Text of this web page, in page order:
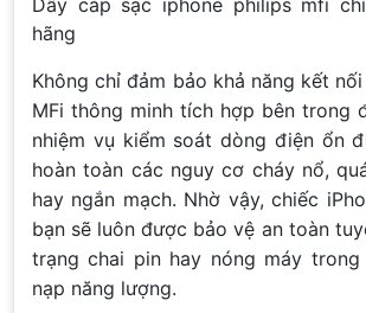
Dây cáp sạc iphone philips mfi
hãng
Không chỉ đảm bảo khả năng kết
MFi thông minh tích hợp bên trong
nhiệm vụ kiểm soát dòng điện ổn
hoàn toàn các nguy cơ cháy nổ,
hay ngắn mạch. Nhờ vậy, chiếc
bạn sẽ luôn được bảo vệ an toàn
trạng chai pin hay nóng máy
nạp năng lượng.